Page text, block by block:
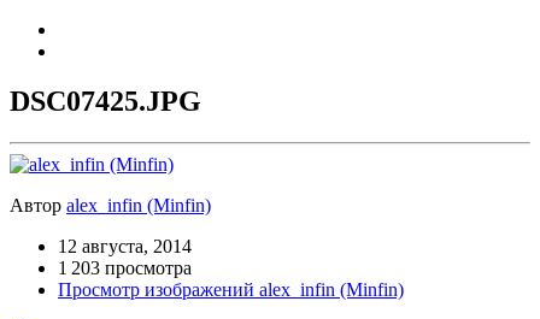
DSC07425.JPG
Автор alex_infin (Minfin)
12 августа, 2014
1 203 просмотра
Просмотр изображений alex_infin (Minfin)